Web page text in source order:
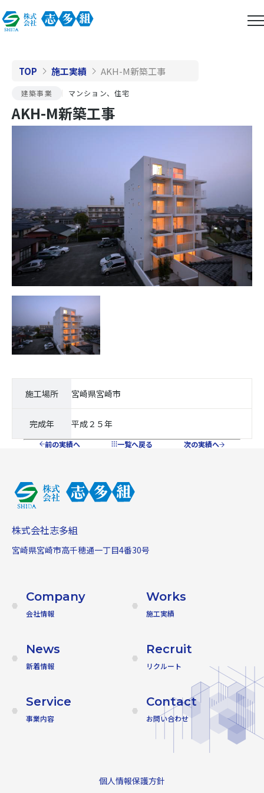
TOP 施工実績 AKH-M新築工事
建築事業 マンション、住宅
AKH-M新築工事
施工場所 宮崎県宮崎市
完成年 平成２５年
前の実績へ 一覧へ戻る 次の実績へ
株式会社志多組
宮崎県宮崎市高千穂通一丁目4番30号
Company
会社情報
Works
施工実績
News
新着情報
Recruit
リクルート
Service
事業内容
Contact
お問い合わせ
個人情報保護方針